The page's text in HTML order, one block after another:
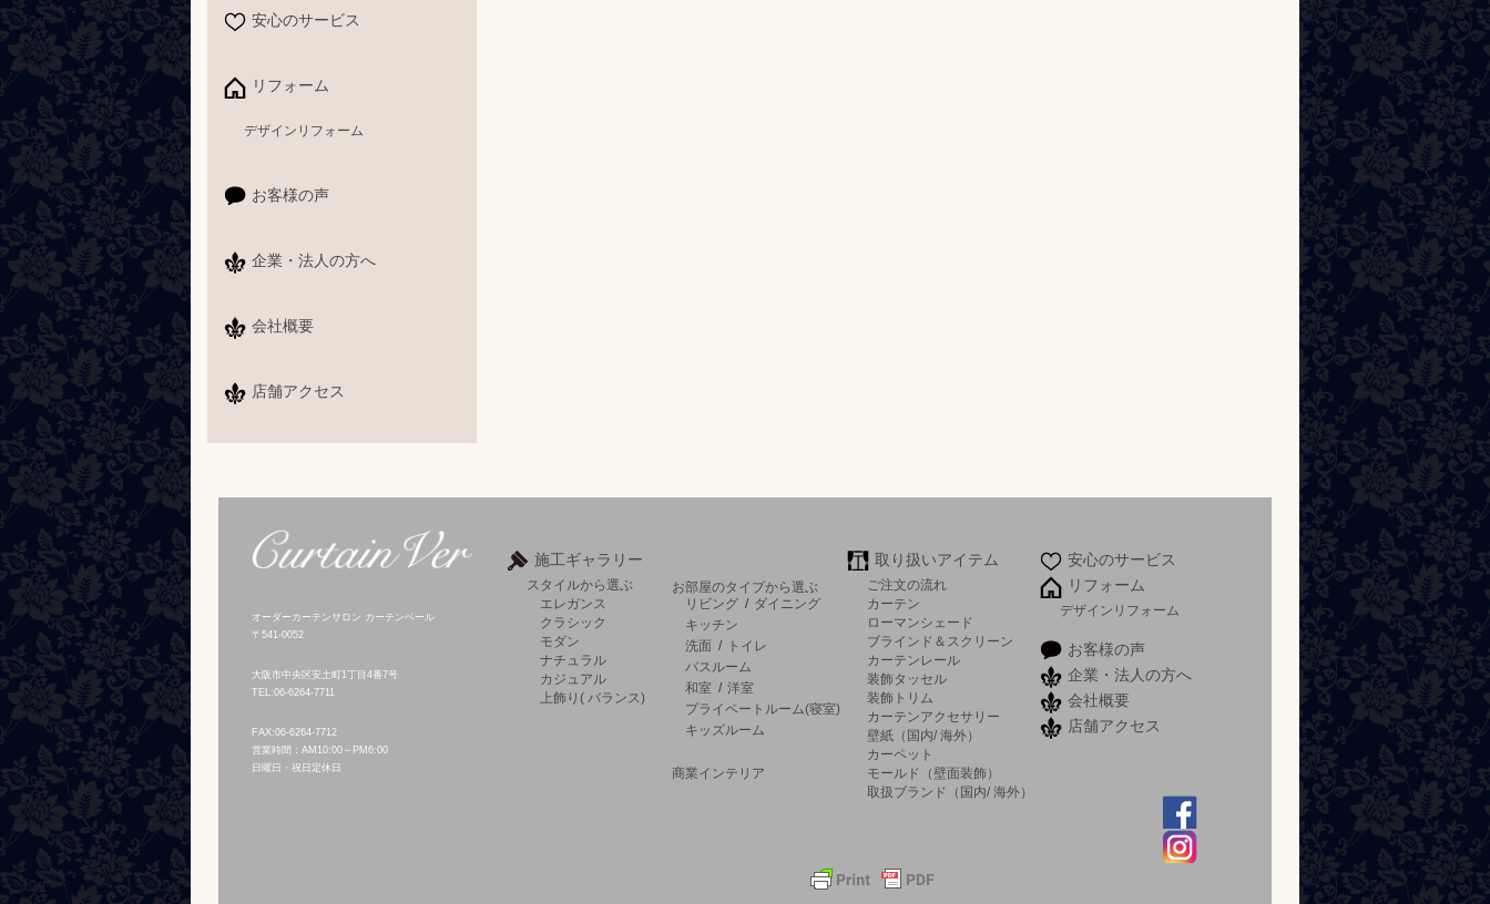
安心のサービス
リフォーム
デザインリフォーム
お客様の声
企業・法人の方へ
会社概要
店舗アクセス
オーダーカーテンサロン カーテンベール
〒541-0052
大阪市中央区安土町1丁目4番7号
TEL:06-6264-7711
FAX:06-6264-7712
営業時間：AM10:00～PM6:00
日曜日・祝日定休日
施工ギャラリー
スタイルから選ぶ
エレガンス
クラシック
モダン
ナチュラル
カジュアル
上飾り( バランス)
お部屋のタイプから選ぶ
リビング / ダイニング
キッチン
洗面 /
トイレ
バスルーム
和室 / 洋室
プライベートルーム(寝室)
キッズルーム
商業インテリア
取り扱いアイテム
ご注文の流れ
カーテン
ローマンシェード
ブラインド＆スクリーン
カーテンレール
装飾タッセル
装飾トリム
カーテンアクセサリー
壁紙（国内/ 海外）
カーペット
モールド（壁面装飾）
取扱ブランド（国内/ 海外）
安心のサービス
リフォーム
デザインリフォーム
お客様の声
企業・法人の方へ
会社概要
店舗アクセス